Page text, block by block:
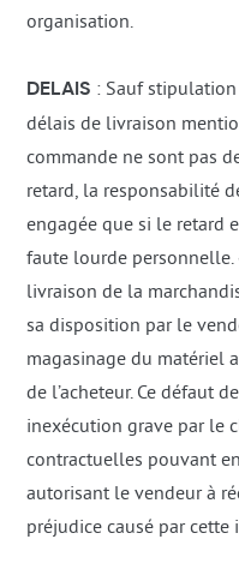
organisation.
DELAIS : Sauf
délais de livraison
commande ne sont pas
retard, la responsabilité
engagée que si le retard
faute lourde personnelle.
livraison de la
sa disposition par le
magasinage du matériel
de l’acheteur. Ce défaut
inexécution grave par le
contractuelles pouvant
autorisant le vendeur à
préjudice causé par cette